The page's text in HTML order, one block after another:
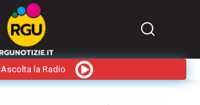
Ascolta la Radio